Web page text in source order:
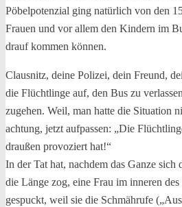
Pöbelpotenzial ging natürlich von den
Frauen und vor allem den Kindern im
drauf kommen können.
Clausnitz, deine Polizei, dein Freund,
die Flüchtlinge auf, den Bus zu
zugehen. Weil, man hatte die Situation
achtung, jetzt aufpassen: „Die
draußen provoziert hat!“
In der Tat hat, nachdem das Ganze sich
die Länge zog, eine Frau im inneren
gespuckt, weil sie die Schmährufe